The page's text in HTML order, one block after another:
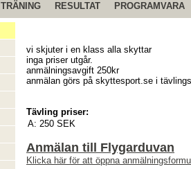
TRÄNING RESULTAT PROGRAMVARA
vi skjuter i en klass alla skyttar
inga priser utgår.
anmälningsavgift 250kr
anmälan görs på skyttesport.se i
Tävling priser:
A: 250 SEK
Anmälan till Flygarduvan
Klicka här för att öppna